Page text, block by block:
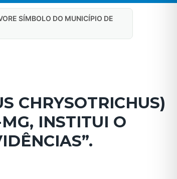
SÍMBOLO DO MUNICÍPIO DE
CHRYSOTRICHUS)
INSTITUI O